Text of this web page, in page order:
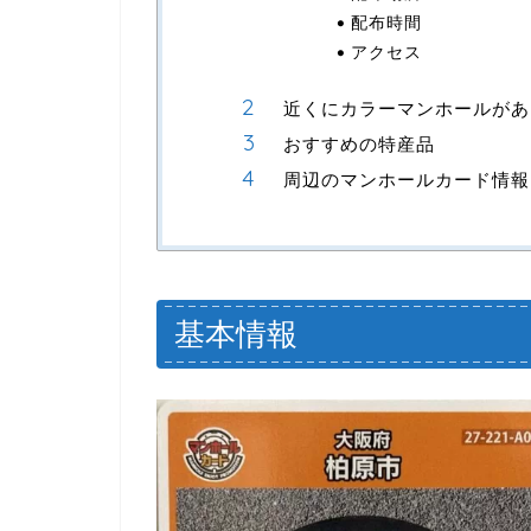
配布時間
アクセス
近くにカラーマンホールが
おすすめの特産品
周辺のマンホールカード情報
基本情報